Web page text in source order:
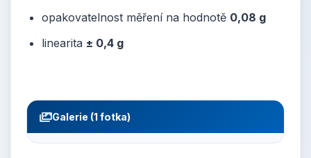
opakovatelnost měření na hodnotě 0,08 g
linearita ± 0,4 g
Galerie (1 fotka)